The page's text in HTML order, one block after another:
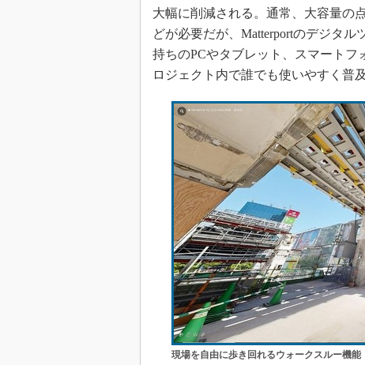
大幅に削減される。通常、大容量の
どが必要だが、Matterportのデジタル
持ちのPCやタブレット、スマートフ
ロジェクト内で誰でも使いやすく普
現場を自由に歩き回れるウォークスルー機能